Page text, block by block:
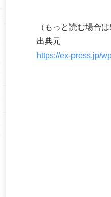
（もっと読む場合は
出典元
https://ex-press.jp/